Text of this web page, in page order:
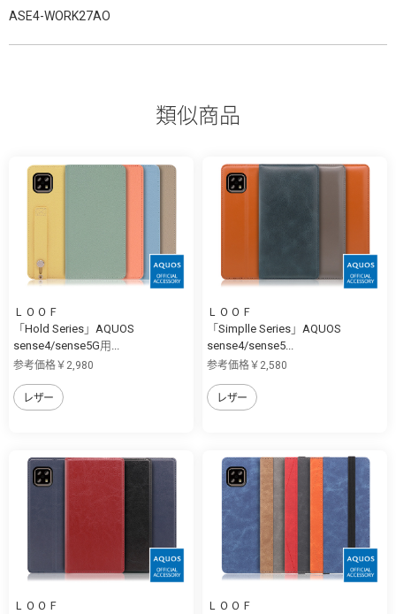
ASE4-WORK27AO
類似商品
ＬＯＯＦ
「Hold Series」AQUOS
sense4/sense5G用...
参考価格￥2,980
レザー
ＬＯＯＦ
「Simplle Series」AQUOS
sense4/sense5...
参考価格￥2,580
レザー
ＬＯＯＦ
ＬＯＯＦ